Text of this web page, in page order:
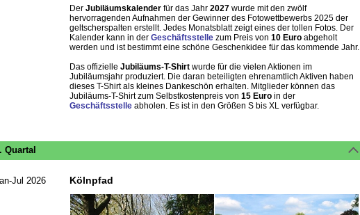
Der Jubiläumskalenderfür das Jahr 2027wurde mit den zwölf
hervorragenden Aufnahmen der Gewinner des Fotowettbewerbs 2025 der
geltscherspalten erstellt. Jedes Monatsblatt zeigt eines der tollen Fotos. Der
Kalender kann in der Geschäftsstellezum Preis von 10 Euroabgeholt
werden und ist bestimmt eine schöne Geschenkidee für das kommende Jahr.
Das offizielle Jubiläums-T-Shirtwurde für die vielen Aktionen im
Jubiläumsjahr produziert. Die daran beteiligten ehrenamtlich Aktiven haben
dieses T-Shirt als kleines Dankeschön erhalten. Mitglieder können das
Jubiläums-T-Shirt zum Selbstkostenpreis von 15 Euroin der
Geschäftsstelleabholen. Es ist in den Größen S bis XL verfügbar.
Quartal
Jul 2026 Kölnpfad